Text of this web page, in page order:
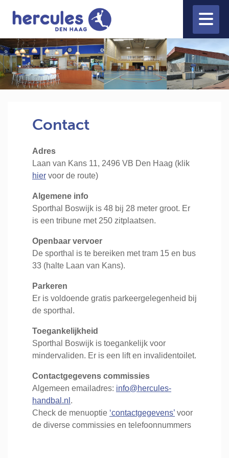
Contact
Adres
Laan van Kans 11, 2496 VB Den Haag (klik
hier voor de route)
Algemene info
Sporthal Boswijk is 48 bij 28 meter groot. Er
is een tribune met 250 zitplaatsen.
Openbaar vervoer
De sporthal is te bereiken met tram 15 en bus
33 (halte Laan van Kans).
Parkeren
Er is voldoende gratis parkeergelegenheid bij
de sporthal.
Toegankelijkheid
Sporthal Boswijk is toegankelijk voor
mindervaliden. Er is een lift en invalidentoilet.
Contactgegevens commissies
Algemeen emailadres: info@hercules-
handbal.nl .
Check de menuoptie ‘contactgegevens’ voor
de diverse commissies en telefoonnummers